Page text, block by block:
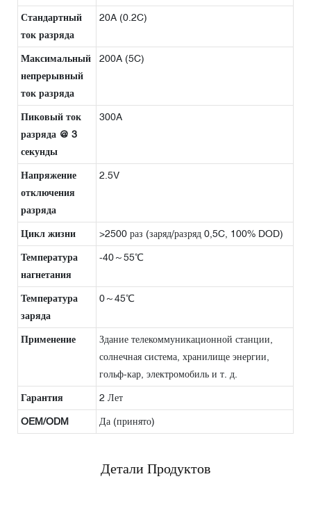
Стандартный
ток разряда
20A (0.2C)
Максимальный
непрерывный
ток разряда
200A (5C)
Пиковый ток
разряда @ 3
секунды
300A
Напряжение
отключения
разряда
2.5V
Цикл жизни >2500 раз (заряд/разряд 0,5C, 100% DOD)
Температура
нагнетания
-40～55℃
Температура
заряда
0～45℃
Применение
Здание телекоммуникационной станции,
солнечная система, хранилище энергии,
гольф-кар, электромобиль и т. д.
Гарантия 2 Лет
OEM/ODM Да (принято)
Детали Продуктов